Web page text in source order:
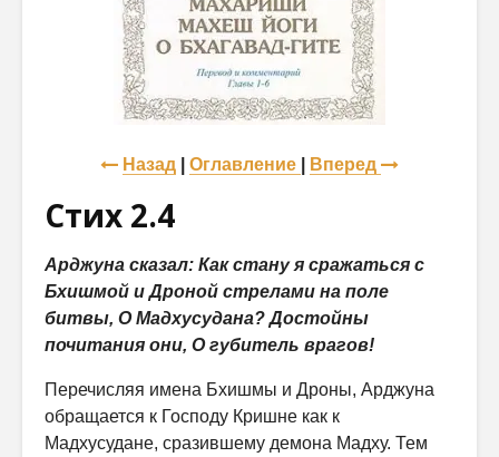
Назад Оглавление Вперед
Стих 2.4
Арджуна сказал: Как стану я сражаться с
Бхишмой и Дроной стрелами на поле
битвы, О Мадхусудана? Достойны
почитания они, О губитель врагов!
Перечисляя имена Бхишмы и Дроны, Арджуна
обращается к Господу Кришне как к
Мадхусудане, сразившему демона Мадху. Тем